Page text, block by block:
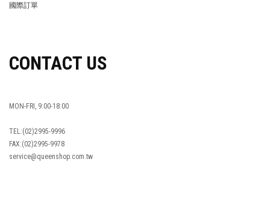
國際訂單
CONTACT US
MON-FRI, 9:00-18:00
TEL:(02)2995-9996
FAX:(02)2995-9978
service@queenshop.com.tw